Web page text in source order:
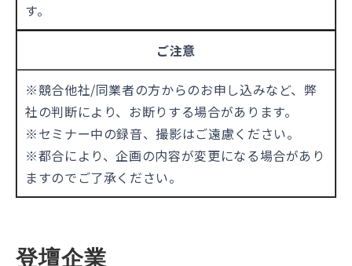
す。
ご注意
※競合他社/同業者の方からのお申し込みなど、弊
社の判断により、お断りする場合があります。
※セミナー中の録音、撮影はご遠慮ください。
※都合により、企画の内容が変更になる場合があり
ますのでご了承ください。
登壇企業